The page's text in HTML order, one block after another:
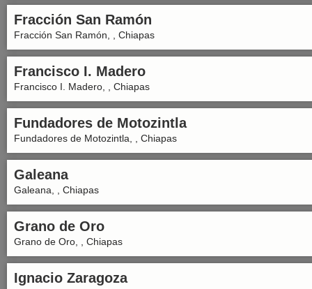
Fracción San Ramón
Fracción San Ramón, , Chiapas
Francisco I. Madero
Francisco I. Madero, , Chiapas
Fundadores de Motozintla
Fundadores de Motozintla, , Chiapas
Galeana
Galeana, , Chiapas
Grano de Oro
Grano de Oro, , Chiapas
Ignacio Zaragoza